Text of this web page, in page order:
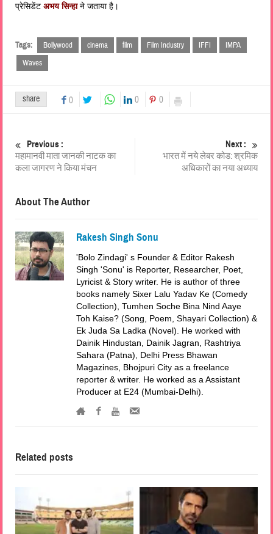
प्रेसिडेंटअभय सिन्हाने जताया है।
Tags: Bollywood cinema film Film Industry IFFI
IMPA
Waves
share 0 0 0
Previous :
महामानवी माता जानकी नाटक का
कला जागरण ने किया मंचन
Next :
भारत में नये लेबर कोड: श्रमिक
अधिकारों का नया अध्याय
About The Author
Rakesh Singh Sonu
'Bolo Zindagi' s Founder & Editor Rakesh
Singh 'Sonu' is Reporter, Researcher, Poet,
Lyricist & Story writer. He is author of three
books namely Sixer Lalu Yadav Ke (Comedy
Collection), Tumhen Soche Bina Nind Aaye
Toh Kaise? (Song, Poem, Shayari Collection) &
Ek Juda Sa Ladka (Novel). He worked with
Dainik Hindustan, Dainik Jagran, Rashtriya
Sahara (Patna), Delhi Press Bhawan
Magazines, Bhojpuri City as a freelance
reporter & writer. He worked as a Assistant
Producer at E24 (Mumbai-Delhi).
Related posts